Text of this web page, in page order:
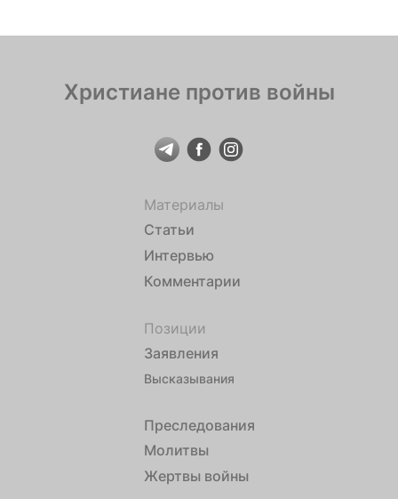
Христиане против войны
Материалы
Статьи
Интервью
Комментарии
Позиции
Заявления
Высказывания
Преследования
Молитвы
Жертвы войны